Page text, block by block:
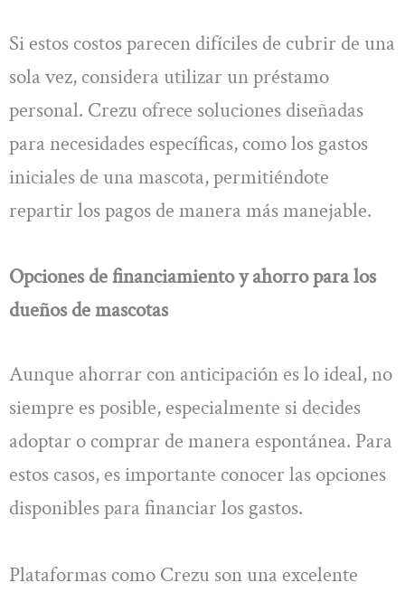
Si estos costos parecen difíciles de cubrir de una
sola vez, considera utilizar un préstamo
personal. Crezu ofrece soluciones diseñadas
para necesidades específicas, como los gastos
iniciales de una mascota, permitiéndote
repartir los pagos de manera más manejable.
Opciones de financiamiento y ahorro para los
dueños de mascotas
Aunque ahorrar con anticipación es lo ideal, no
siempre es posible, especialmente si decides
adoptar o comprar de manera espontánea. Para
estos casos, es importante conocer las opciones
disponibles para financiar los gastos.
Plataformas como Crezu son una excelente